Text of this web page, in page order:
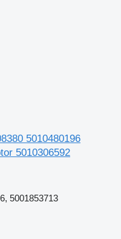
5010480196
5010306592
5001853713